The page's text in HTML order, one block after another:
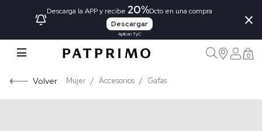
Descarga la APP y recibe 20%Dcto en una compra
Descargar
Aplican TyC
×
0
Volver Mujer Accesorios Gafas